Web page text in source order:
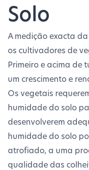
Solo
A medição exacta
os cultivadores de
Primeiro e acima de
um crescimento e
Os vegetais
humidade do solo
desenvolverem
humidade do solo
atrofiado, a uma
qualidade das